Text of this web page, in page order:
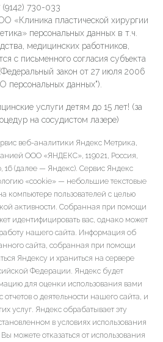
(9142) 730-033
«Клиника пластической хирургии
персональных данных в т.ч.
медицинских работников,
с письменного согласия субъекта
закон от 27 июля 2006
персональных данных").
услуги детям до 15 лет! (за
на сосудистом лазере)
веб-аналитики Яндекс Метрика,
ООО «ЯНДЕКС», 119021, Россия,
16 (далее — Яндекс). Сервис Яндекс
«cookie» — небольшие текстовые
компьютере пользователей с целью
активности. Собранная при помощи
идентифицировать вас, однако может
нашего сайта. Информация об
сайта, собранная при помощи
Яндексу и храниться на сервере
Федерации. Яндекс будет
для оценки использования вами
отчетов о деятельности нашего сайта, и
услуг. Яндекс обрабатывает эту
в условиях использования
можете отказаться от использования